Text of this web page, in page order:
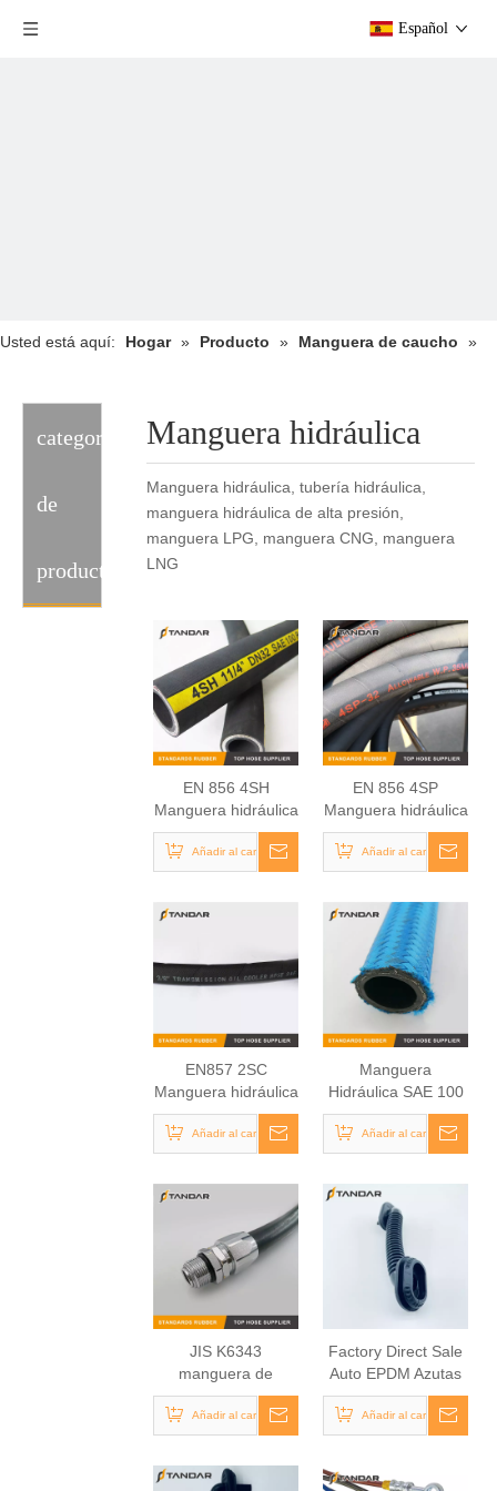
Español
Usted está aquí: Hogar » Producto » Manguera de caucho
»
categoria
de
producto
Manguera hidráulica
Manguera hidráulica, tubería hidráulica,
manguera hidráulica de alta presión,
manguera LPG, manguera CNG, manguera
LNG
EN 856 4SH
Manguera hidráulica
Añadir al carrito
EN 856 4SP
Manguera hidráulica
Añadir al carrito
EN857 2SC
Manguera hidráulica
Añadir al carrito
Manguera
Hidráulica SAE 100
R5
Añadir al carrito
JIS K6343
manguera de
gasolina
Añadir al carrito
Factory Direct Sale
Auto EPDM Azutas
de alambre de
goma
Añadir al carrito